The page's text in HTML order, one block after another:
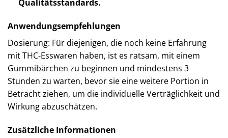
Qualitätsstandards.
Anwendungsempfehlungen
Dosierung: Für diejenigen, die noch keine Erfahrung
mit THC-Esswaren haben, ist es ratsam, mit einem
Gummibärchen zu beginnen und mindestens 3
Stunden zu warten, bevor sie eine weitere Portion in
Betracht ziehen, um die individuelle Verträglichkeit und
Wirkung abzuschätzen.
Zusätzliche Informationen